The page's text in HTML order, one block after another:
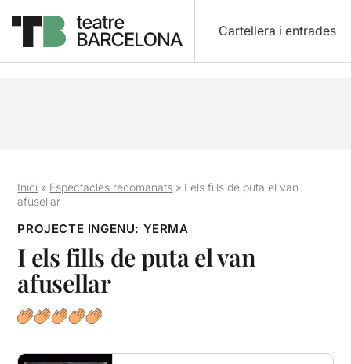
Cartellera i entrades
Inici » Espectacles recomanats » I els fills de puta el van
afusellar
PROJECTE INGENU: YERMA
I els fills de puta el van
afusellar